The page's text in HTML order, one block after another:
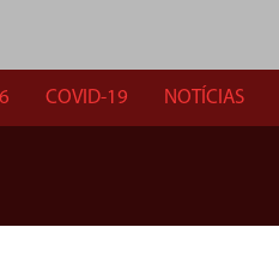
COVID-19 NOTÍCIAS